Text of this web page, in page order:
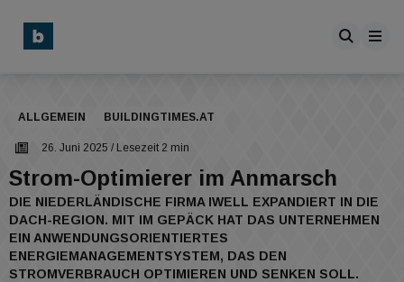
ALLGEMEIN BUILDINGTIMES.AT
26. Juni 2025 / Lesezeit 2 min
Strom-Optimierer im Anmarsch
DIE NIEDERLÄNDISCHE FIRMA IWELL EXPANDIERT IN DIE
DACH-REGION. MIT IM GEPÄCK HAT DAS UNTERNEHMEN
EIN ANWENDUNGSORIENTIERTES
ENERGIEMANAGEMENTSYSTEM, DAS DEN
STROMVERBRAUCH OPTIMIEREN UND SENKEN SOLL.